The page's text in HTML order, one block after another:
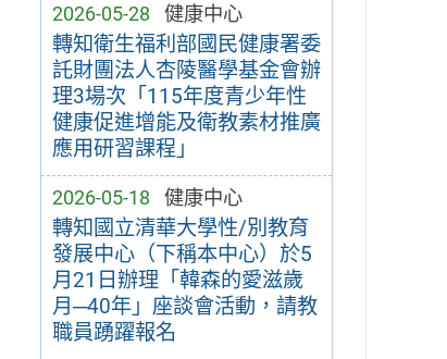
2026-05-28 健康中心
轉知衛生福利部國民健康署委
託財團法人杏陵醫學基金會辦
理3場次「115年度青少年性
健康促進增能及衛教素材推廣
應用研習課程」
2026-05-18 健康中心
轉知國立清華大學性/別教育
發展中心（下稱本中心）於5
月21日辦理「韓森的愛滋歲
月─40年」座談會活動，請教
職員踴躍報名